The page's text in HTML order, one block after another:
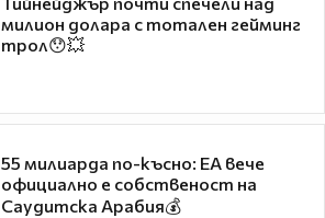
милион долара с тотален гейминг
трол😯💥
55 милиарда по-късно: EA вече
официално е собственост на
Саудитска Арабия💰